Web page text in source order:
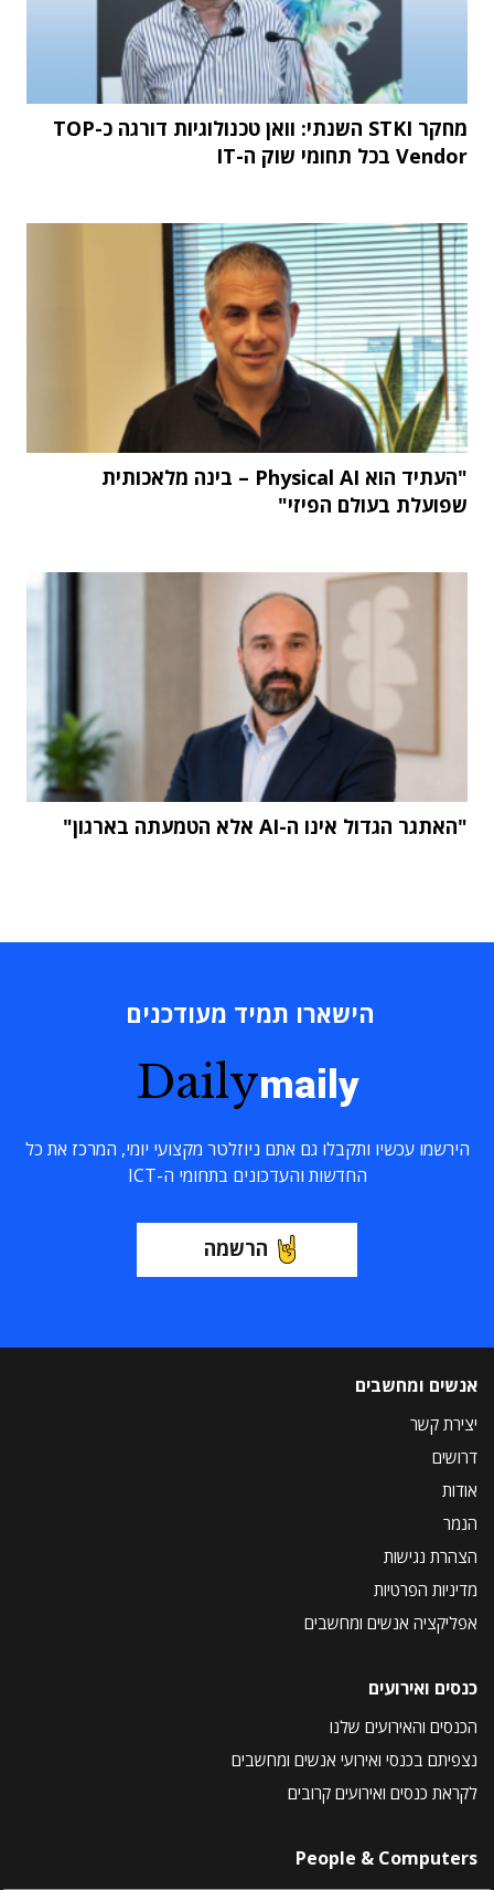
מחקר STKI השנתי: וואן טכנולוגיות דורגה כ-TOP
Vendor בכל תחומי שוק ה-IT
"העתיד הוא Physical AI – בינה מלאכותית
שפועלת בעולם הפיזי"
"האתגר הגדול אינו ה-AI אלא הטמעתה בארגון"
הישארו תמיד מעודכנים
Dailymaily
הירשמו עכשיו ותקבלו גם אתם ניוזלטר מקצועי יומי, המרכז את כל
החדשות והעדכונים בתחומי ה-ICT
הרשמה
אנשים ומחשבים
יצירת קשר
דרושים
אודות
הנמר
הצהרת נגישות
מדיניות הפרטיות
אפליקציה אנשים ומחשבים
כנסים ואירועים
הכנסים והאירועים שלנו
נצפיתם בכנסי ואירועי אנשים ומחשבים
לקראת כנסים ואירועים קרובים
People & Computers